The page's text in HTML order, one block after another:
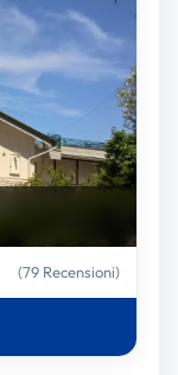
(79 Recensioni)